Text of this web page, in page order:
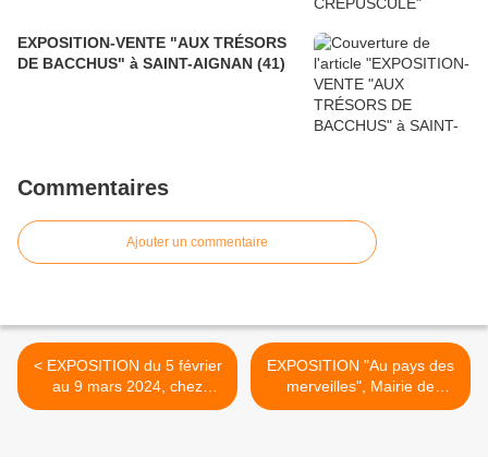
EXPOSITION-VENTE "AUX TRÉSORS
DE BACCHUS" à SAINT-AIGNAN (41)
Commentaires
Ajouter un commentaire
< EXPOSITION du 5 février
au 9 mars 2024, chez
CANOPY, Les Quatre-
EXPOSITION "Au pays des
merveilles", Mairie de
Trélissac (24) du 1 er au